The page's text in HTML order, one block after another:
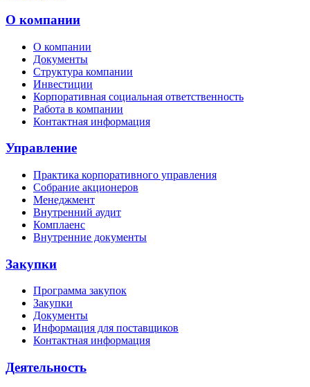
О компании
О компании
Документы
Структура компании
Инвестиции
Корпоративная социальная ответственность
Работа в компании
Контактная информация
Управление
Практика корпоративного управления
Собрание акционеров
Менеджмент
Внутренний аудит
Комплаенс
Внутренние документы
Закупки
Программа закупок
Закупки
Документы
Информация для поставщиков
Контактная информация
Деятельность